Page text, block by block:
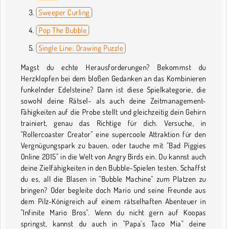
Sweeper Curling
Pop The Bubble
Single Line: Drawing Puzzle
Magst du echte Herausforderungen? Bekommst du
Herzklopfen bei dem bloßen Gedanken an das Kombinieren
funkelnder Edelsteine? Dann ist diese Spielkategorie, die
sowohl deine Rätsel- als auch deine Zeitmanagement-
Fähigkeiten auf die Probe stellt und gleichzeitig dein Gehirn
trainiert, genau das Richtige für dich. Versuche, in
"Rollercoaster Creator" eine supercoole Attraktion für den
Vergnügungspark zu bauen, oder tauche mit "Bad Piggies
Online 2015" in die Welt von Angry Birds ein. Du kannst auch
deine Zielfähigkeiten in den Bubble-Spielen testen. Schaffst
du es, all die Blasen in "Bubble Machine" zum Platzen zu
bringen? Oder begleite doch Mario und seine Freunde aus
dem Pilz-Königreich auf einem rätselhaften Abenteuer in
"Infinite Mario Bros". Wenn du nicht gern auf Koopas
springst, kannst du auch in "Papa's Taco Mia" deine